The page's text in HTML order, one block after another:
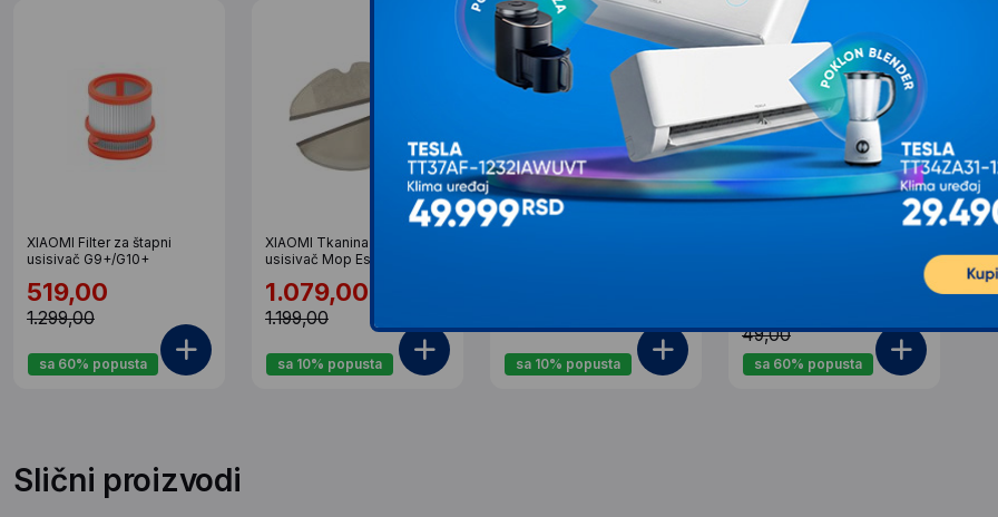
XIAOMI Filter za štapni
usisivač G9+/G10+
519,00
1.299,00
sa 60% popusta
XIAOMI Tkanina za Robot
usisivač Mop Essential
1.079,00
1.199,00
sa 10% popusta sa 10% popusta
49,00
sa 60% popusta
Slični proizvodi